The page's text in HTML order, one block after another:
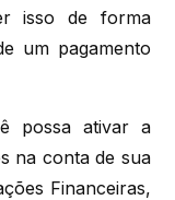
isso de forma
um pagamento
possa ativar a
na conta de sua
Financeiras,